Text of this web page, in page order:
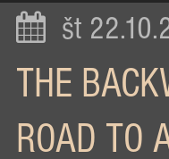
št
THE
ROAD TO